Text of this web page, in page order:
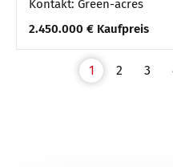
Kontakt: Green-acres
2.450.000 € Kaufpreis
1 2 3